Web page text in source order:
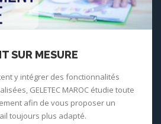
SUR MESURE
y intégrer des fonctionnalités
GELETEC MAROC étudie toute
afin de vous proposer un
toujours plus adapté.